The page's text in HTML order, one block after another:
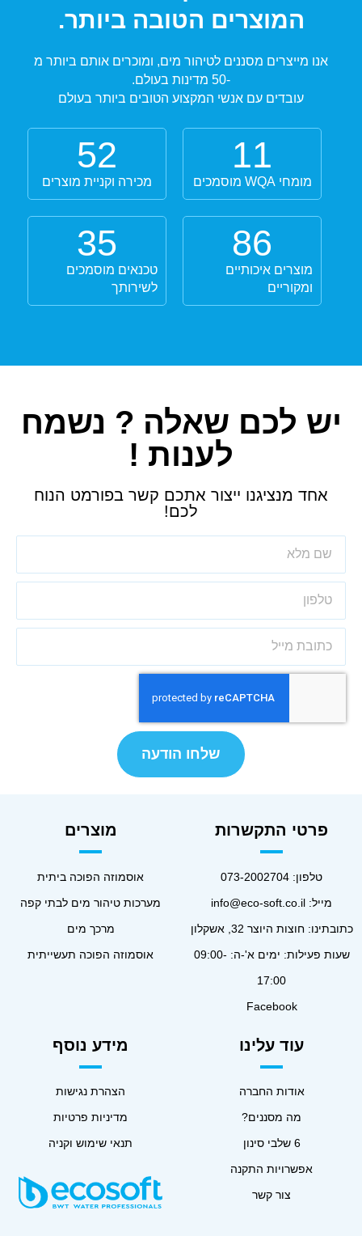
המוצרים הטובה ביותר.
אנו מייצרים מסננים לטיהור מים, ומוכרים אותם ביותר מ
-50 מדינות בעולם.
עובדים עם אנשי המקצוע הטובים ביותר בעולם
מומחי WQA מוסמכים
11
מכירה וקניית מוצרים
52
מוצרים איכותיים
ומקוריים
86
טכנאים מוסמכים
לשירותך
35
יש לכם שאלה ? נשמח
לענות !
אחד מנציגנו ייצור אתכם קשר בפורמט הנוח
לכם!
שלחו הודעה
פרטי התקשרות
טלפון: 073-2002704
מייל: info@eco-soft.co.il
כתובתינו: חוצות היוצר 32, אשקלון
שעות פעילות: ימים א'-ה: 09:00-
17:00
Facebook
מוצרים
אוסמוזה הפוכה ביתית
מערכות טיהור מים לבתי קפה
מרכך מים
אוסמוזה הפוכה תעשייתית
עוד עלינו
אודות החברה
מה מסננים?
6 שלבי סינון
אפשרויות התקנה
צור קשר
מידע נוסף
הצהרת נגישות
מדיניות פרטיות
תנאי שימוש וקניה